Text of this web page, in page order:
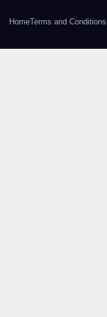
HomeTerms and Conditions